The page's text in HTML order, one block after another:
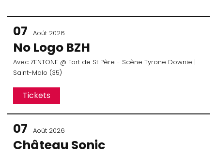
07 Août 2026
No Logo BZH
Avec ZENTONE @ Fort de St Père - Scène Tyrone Downie |
Saint-Malo (35)
Tickets
07 Août 2026
Château Sonic